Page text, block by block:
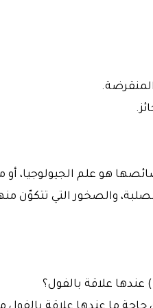
هو علم الجيولوجيا، أو
والصخور التي تتكوّن
عندها علاقة بالفول؟